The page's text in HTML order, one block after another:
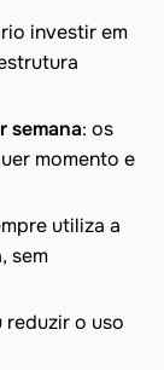
investir em
semana: os
momento e
utiliza a
sem
reduzir o uso